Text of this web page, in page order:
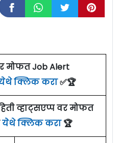
मोफत Job Alert
क्लिक करा✅🏆
व्हाट्सएप्प वर मोफत
येथे क्लिक करा🏆